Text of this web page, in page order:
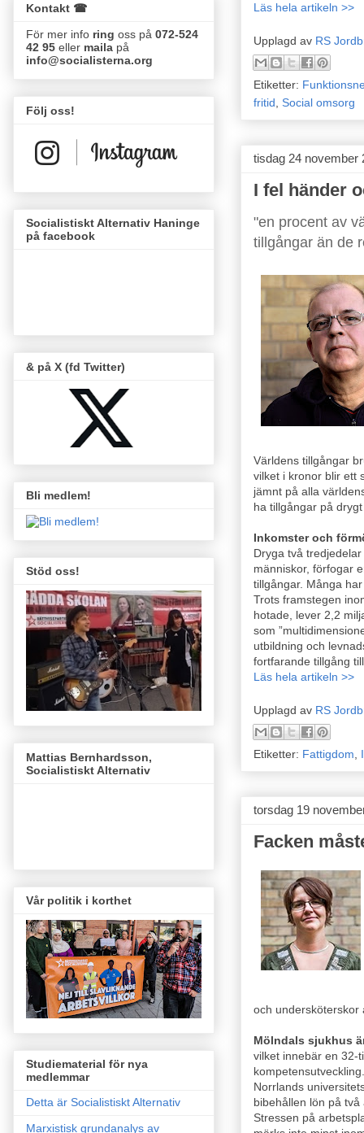
Läs hela artikeln >>
Upplagd av RS
Etiketter:
fritid, Social omsorg
tisdag 24 november
I fel händer
"en procent av
tillgångar än de
Världens tillgångar
vilket i kronor blir ett
jämnt på alla
ha tillgångar på
Inkomster och
Dryga två
människor, förfogar
tillgångar. Många
Trots framstegen
hotade, lever 2,2
som
utbildning och
fortfarande tillgång
Läs hela artikeln >>
Upplagd av RS
Etiketter: Fattigdom,
torsdag 19
Facken
och undersköterskor
Mölndals sjukhus
vilket innebär en 32-
Norrlands
bibehållen lön på två
Stressen på
Kontakt ☎
För mer info ring oss på 072-524
42 95 eller maila på
info@socialisterna.org
Följ oss!
Socialistiskt Alternativ Haninge
på facebook
& på X (fd Twitter)
Bli medlem!
Stöd oss!
Mattias Bernhardsson,
Socialistiskt Alternativ
Vår politik i korthet
Studiematerial för nya
medlemmar
Detta är Socialistiskt Alternativ
Marxistisk grundanalys av